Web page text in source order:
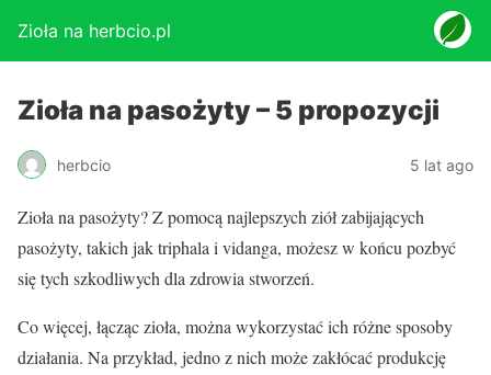
Zioła na herbcio.pl
Zioła na pasożyty – 5 propozycji
herbcio 5 lat ago
Zioła na pasożyty? Z pomocą najlepszych ziół zabijających
pasożyty, takich jak triphala i vidanga, możesz w końcu pozbyć
się tych szkodliwych dla zdrowia stworzeń.
Co więcej, łącząc zioła, można wykorzystać ich różne sposoby
działania. Na przykład, jedno z nich może zakłócać produkcję